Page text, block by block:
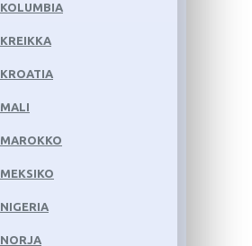
KOLUMBIA
KREIKKA
KROATIA
MALI
MAROKKO
MEKSIKO
NIGERIA
NORJA